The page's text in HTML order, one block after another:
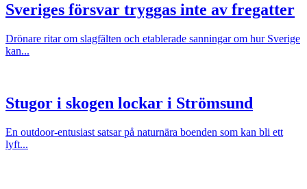
Sveriges försvar tryggas inte av fregatter
Drönare ritar om slagfälten och etablerade sanningar om hur Sverige
kan...
Stugor i skogen lockar i Strömsund
En outdoor-entusiast satsar på naturnära boenden som kan bli ett
lyft...